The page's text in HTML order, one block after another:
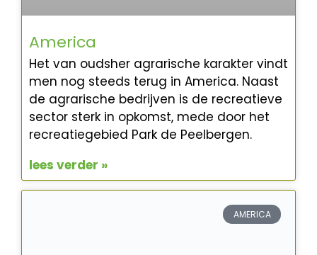
America
Het van oudsher agrarische karakter vindt
men nog steeds terug in America. Naast
de agrarische bedrijven is de recreatieve
sector sterk in opkomst, mede door het
recreatiegebied Park de Peelbergen.
lees verder »
AMERICA